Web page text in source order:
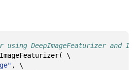
DeepImageFeaturizer and